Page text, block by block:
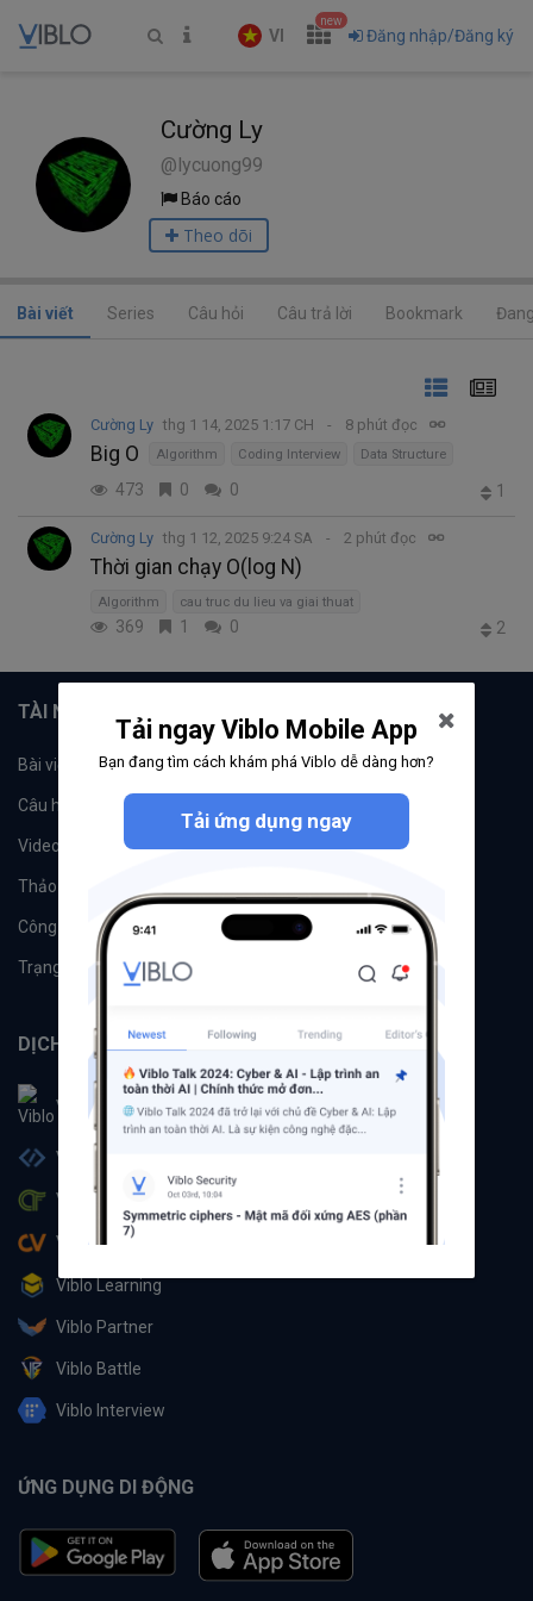
VI
new
Đăng nhập/Đăng ký
Cường Ly
@lycuong99
Báo cáo
Theo dõi
Bài viết Series Câu hỏi Câu trả lời Bookmark
Cường Ly thg 1 14, 2025 1:17 CH 8 phút đọc
Big O Algorithm Coding Interview Data Structure
473 0 0 1
Cường Ly thg 1 12, 2025 9:24 SA 2 phút đọc
Thời gian chạy O(log N)
Algorithm cau truc du lieu va giai thuat
369 1 0 2
TÀI NGUYÊN
Bài viết Tổ chức
Câu hỏi
Videos Tác giả
Thảo luận
Công cụ Machine Learning
Trạng thái hệ thống
DỊCH VỤ
Viblo
Viblo Code
Viblo CTF
Viblo CV
Viblo Learning
Viblo Partner
Viblo Battle
Viblo Interview
ỨNG DỤNG DI ĐỘNG
Tải ngay Viblo Mobile App
Bạn đang tìm cách khám phá Viblo dễ dàng hơn?
Tải ứng dụng ngay